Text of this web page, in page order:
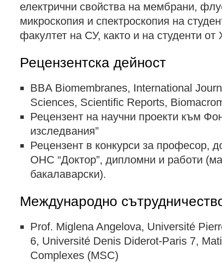
електрични свойства на мембрани,
микроскопия и спектроскопия на
факултет на СУ, както и на студенти
Рецензентска дейност
BBA Biomembranes, International
Sciences, Scientific Reports,
Рецензент на научни проекти към
изследвания”
Рецензент в конкурси за професор,
ОНС “Доктор”, дипломни и работи
бакалаварски).
Международно
Prof. Miglena Angelova, Université
6, Université Denis Diderot-Paris 7,
Complexes (MSC)